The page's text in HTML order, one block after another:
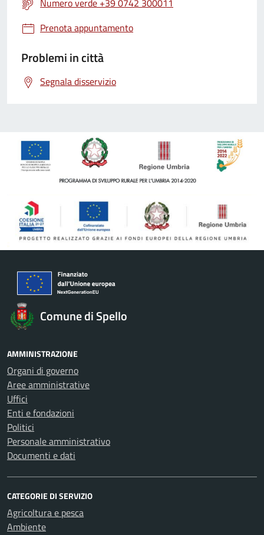
Numero verde +39 0742 300011
Prenota appuntamento
Problemi in città
Segnala disservizio
Comune di Spello
AMMINISTRAZIONE
Organi di governo
Aree amministrative
Uffici
Enti e fondazioni
Politici
Personale amministrativo
Documenti e dati
CATEGORIE DI SERVIZIO
Agricoltura e pesca
Ambiente